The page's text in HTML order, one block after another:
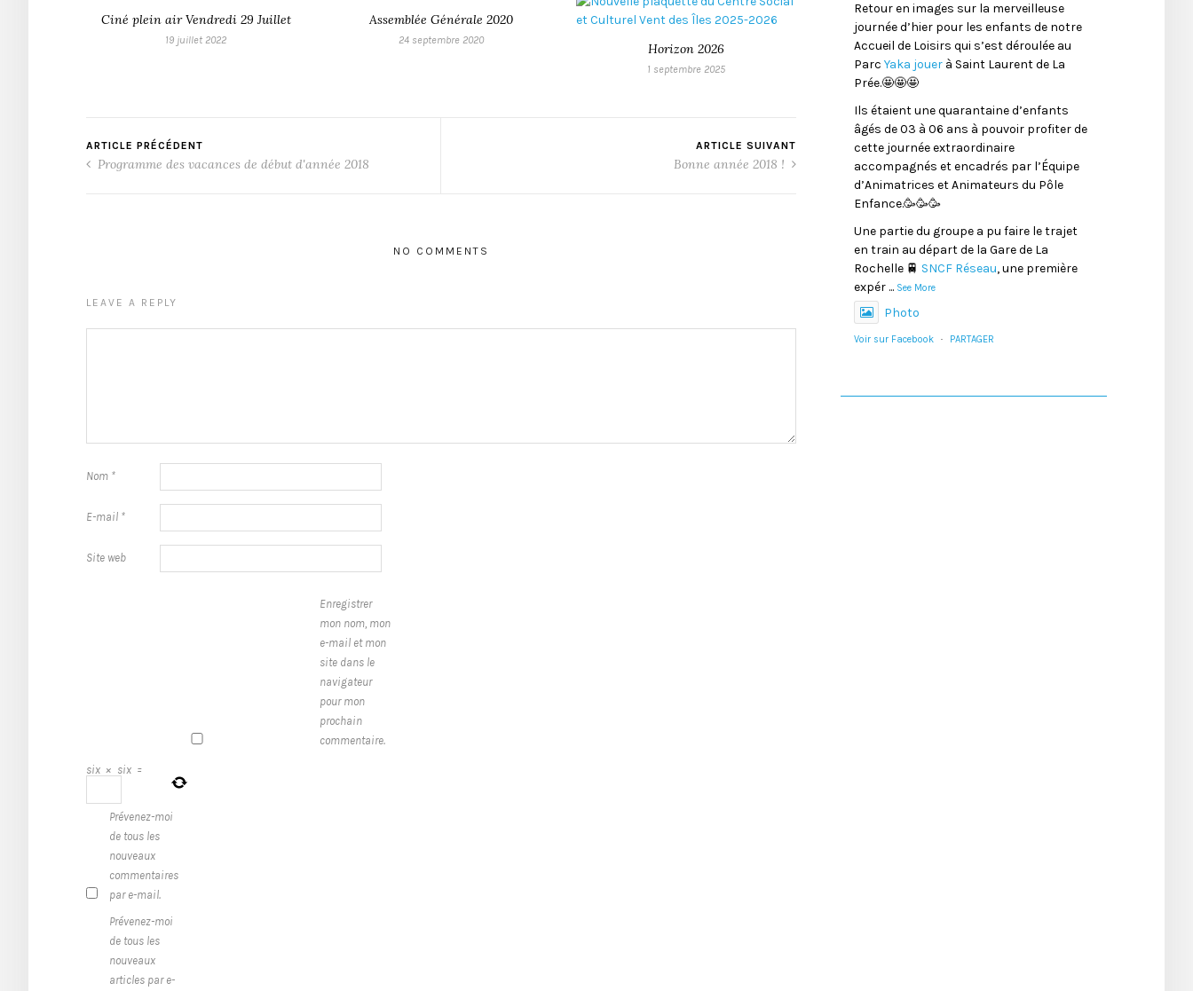
Ciné plein air Vendredi 29 Juillet
19 juillet 2022
Assemblée Générale 2020
24 septembre 2020
Horizon 2026
1 septembre 2025
ARTICLE PRÉCÉDENT
Programme des vacances de début d'année 2018
ARTICLE SUIVANT
Bonne année 2018 !
NO COMMENTS
LEAVE A REPLY
Nom *
E-mail *
Site web
Enregistrer
mon nom, mon
e-mail et mon
site dans le
navigateur
pour mon
prochain
commentaire.
six × six =
Prévenez-moi
de tous les
nouveaux
commentaires
par e-mail.
Prévenez-moi
de tous les
nouveaux
articles par e-
Retour en images sur la merveilleuse
journée d’hier pour les enfants de notre
Accueil de Loisirs qui s’est déroulée au
Parc Yaka jouer à Saint Laurent de La
Prée.🤩🤩🤩
Ils étaient une quarantaine d’enfants
âgés de 03 à 06 ans à pouvoir profiter de
cette journée extraordinaire
accompagnés et encadrés par l’Équipe
d’Animatrices et Animateurs du Pôle
Enfance.🥳🥳🥳
Une partie du groupe a pu faire le trajet
en train au départ de la Gare de La
Rochelle 🚆 SNCF Réseau, une première
expér ... See More
Photo
Voir sur Facebook · PARTAGER